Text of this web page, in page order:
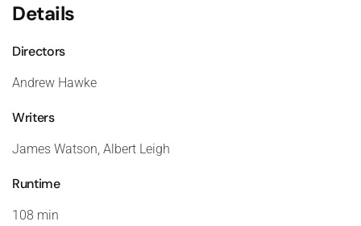
Details
Directors
Andrew Hawke
Writers
James Watson, Albert Leigh
Runtime
108 min